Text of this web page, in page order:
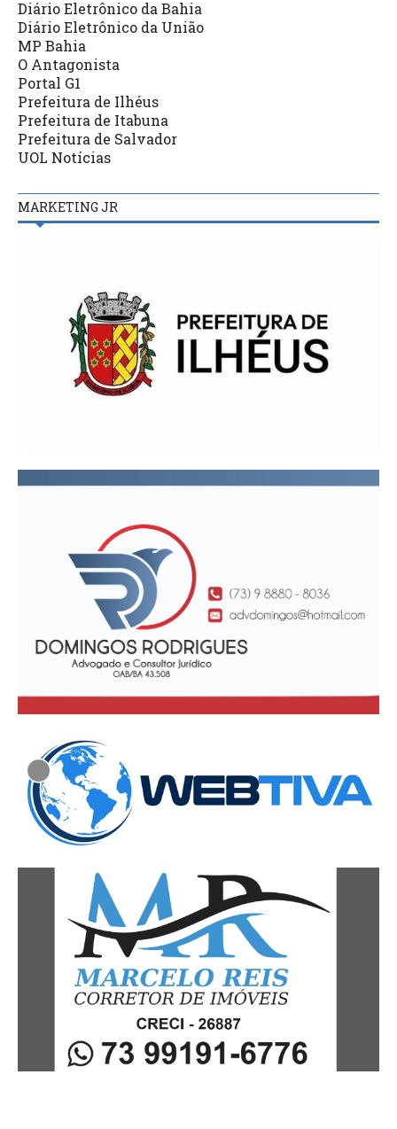
Diário Eletrônico da Bahia
Diário Eletrônico da União
MP Bahia
O Antagonista
Portal G1
Prefeitura de Ilhéus
Prefeitura de Itabuna
Prefeitura de Salvador
UOL Notícias
MARKETING JR